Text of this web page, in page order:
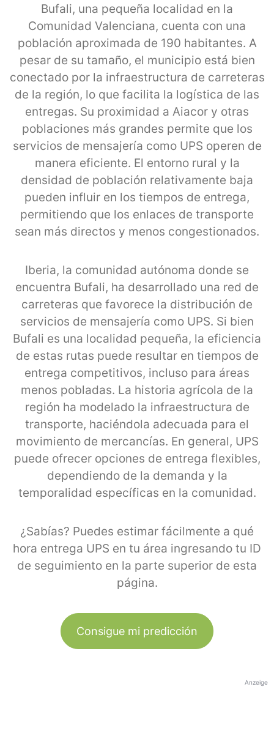
Bufali, una pequeña localidad en la
Comunidad Valenciana, cuenta con una
población aproximada de 190 habitantes. A
pesar de su tamaño, el municipio está bien
conectado por la infraestructura de carreteras
de la región, lo que facilita la logística de las
entregas. Su proximidad a Aiacor y otras
poblaciones más grandes permite que los
servicios de mensajería como UPS operen de
manera eficiente. El entorno rural y la
densidad de población relativamente baja
pueden influir en los tiempos de entrega,
permitiendo que los enlaces de transporte
sean más directos y menos congestionados.
Iberia, la comunidad autónoma donde se
encuentra Bufali, ha desarrollado una red de
carreteras que favorece la distribución de
servicios de mensajería como UPS. Si bien
Bufali es una localidad pequeña, la eficiencia
de estas rutas puede resultar en tiempos de
entrega competitivos, incluso para áreas
menos pobladas. La historia agrícola de la
región ha modelado la infraestructura de
transporte, haciéndola adecuada para el
movimiento de mercancías. En general, UPS
puede ofrecer opciones de entrega flexibles,
dependiendo de la demanda y la
temporalidad específicas en la comunidad.
¿Sabías? Puedes estimar fácilmente a qué
hora entrega UPS en tu área ingresando tu ID
de seguimiento en la parte superior de esta
página.
Consigue mi predicción
Anzeige